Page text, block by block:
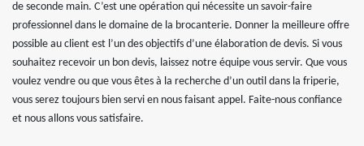
de seconde main. C’est une opération qui nécessite un savoir-faire
professionnel dans le domaine de la brocanterie. Donner la meilleure offre
possible au client est l’un des objectifs d’une élaboration de devis. Si vous
souhaitez recevoir un bon devis, laissez notre équipe vous servir. Que vous
voulez vendre ou que vous êtes à la recherche d’un outil dans la friperie,
vous serez toujours bien servi en nous faisant appel. Faite-nous confiance
et nous allons vous satisfaire.